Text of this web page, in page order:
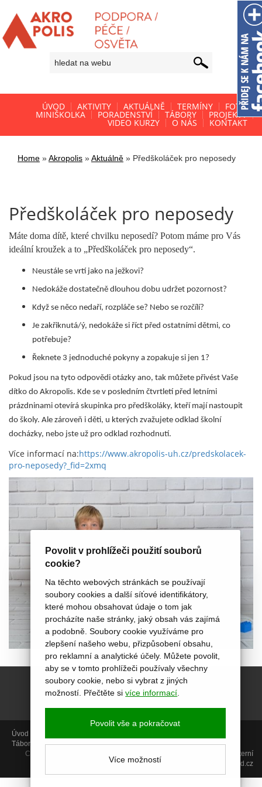
Povolit v prohlížeči použití souborů
cookie?
Na těchto webových stránkách se používají
soubory cookies a další síťové identifikátory,
které mohou obsahovat údaje o tom jak
procházíte naše stránky, jaký obsah vás zajímá
a podobně. Soubory cookie využíváme pro
zlepšení našeho webu, přizpůsobení obsahu,
pro reklamní a analytické účely. Můžete povolit,
aby se v tomto prohlížeči používaly všechny
soubory cookie, nebo si vybrat z jiných
možností. Přečtěte sivíce informací
Povolit vše a pokračovat
Více možností
ÚVOD AKTIVITY AKTUÁLNĚ TERMÍNY FOTO
MINIŠKOLKA PORADENSTVÍ TÁBORY PROJEKTY
VIDEO KURZY O NÁS KONTAKT
Home »Akropolis »Aktuálně » Předškoláček pro neposedy
Předškoláček pro neposedy
Máte doma dítě, které chvilku neposedí? Potom máme pro Vás
ideální kroužek a to „Předškoláček pro neposedy“.
Neustále se vrtí jako na ježkovi?
Nedokáže dostatečně dlouhou dobu udržet pozornost?
Když se něco nedaří, rozpláče se? Nebo se rozčílí?
Je zakřiknutá/ý, nedokáže si říct před ostatními dětmi, co
potřebuje?
Řeknete 3 jednoduché pokyny a zopakuje si jen 1?
Pokud jsou na tyto odpovědi otázky ano, tak můžete přivést Vaše
dítko do Akropolis. Kde se v posledním čtvrtletí před letními
prázdninami otevírá skupinka pro předškoláky, kteří mají nastoupit
do školy. Ale zároveň i děti, u kterých zvažujete odklad školní
docházky, nebo jste už pro odklad rozhodnutí.
Více informací na:https://www.akropolis-uh.cz/predskolacek-
pro-neposedy?_fid=2xmq
Úvod
Tábory
Projekty Video kurzy O nás
Kontakt
Copyright © 2014, Centrum Akropolis, Uherské Hradiště |
Interní
icard.cz